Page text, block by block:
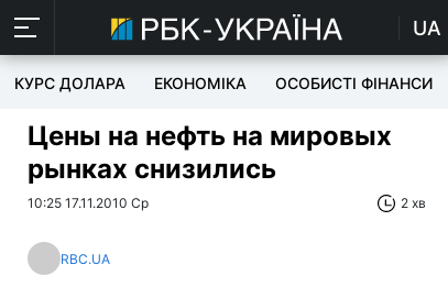
UA
КУРС ДОЛАРА ЕКОНОМІКА ОСОБИСТІ ФІНАНСИ
Цены на нефть на мировых
рынках снизились
10:25 17.11.2010 Ср 2 хв
RBC.UA